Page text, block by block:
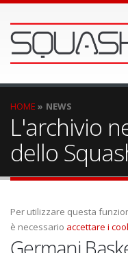
HOME NEWS
L'archivio
dello
Per utilizzare questa
è necessario accettare i